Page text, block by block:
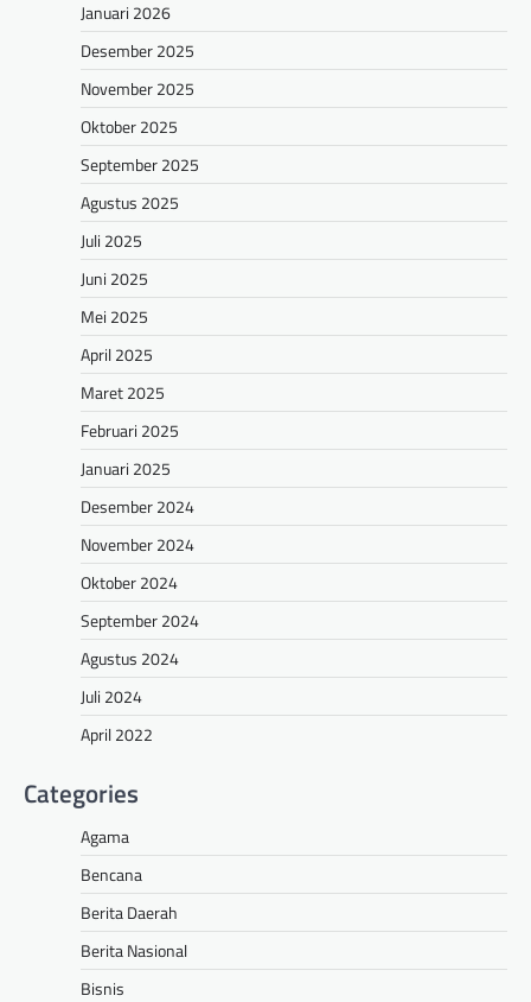
Januari 2026
Desember 2025
November 2025
Oktober 2025
September 2025
Agustus 2025
Juli 2025
Juni 2025
Mei 2025
April 2025
Maret 2025
Februari 2025
Januari 2025
Desember 2024
November 2024
Oktober 2024
September 2024
Agustus 2024
Juli 2024
April 2022
Categories
Agama
Bencana
Berita Daerah
Berita Nasional
Bisnis